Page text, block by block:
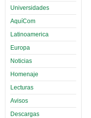
Universidades
AquíCom
Latinoamerica
Europa
Noticias
Homenaje
Lecturas
Avisos
Descargas